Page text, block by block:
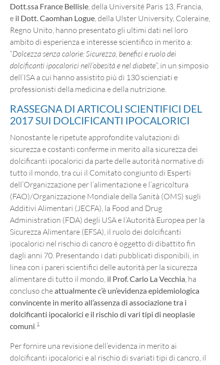
Dott.ssa France Bellisle , della Université Paris 13, Francia,
e il Dott. Caomhan Logue , della Ulster University, Coleraine,
Regno Unito, hanno presentato gli ultimi dati nel loro
ambito di esperienza e interesse scientifico in merito a:
“Dolcezza senza calorie: Sicurezza, benefici e ruolo dei
dolcificanti ipocalorici nell’obesità e nel diabete”, in un simposio
dell’ISA a cui hanno assistito più di 130 scienziati e
professionisti della medicina e della nutrizione.
RASSEGNA DI ARTICOLI SCIENTIFICI DEL
2017 SUI DOLCIFICANTI IPOCALORICI
Nonostante le ripetute approfondite valutazioni di
sicurezza e costanti conferme in merito alla sicurezza dei
dolcificanti ipocalorici da parte delle autorità normative di
tutto il mondo, tra cui il Comitato congiunto di Esperti
dell’Organizzazione per l’alimentazione e l’agricoltura
(FAO)/Organizzazione Mondiale della Sanità (OMS) sugli
Additivi Alimentari (JECFA), la Food and Drug
Administration (FDA) degli USA e l’Autorità Europea per la
Sicurezza Alimentare (EFSA), il ruolo dei dolcificanti
ipocalorici nel rischio di cancro è oggetto di dibattito fin
dagli anni 70. Presentando i dati pubblicati disponibili, in
linea con i pareri scientifici delle autorità per la sicurezza
alimentare di tutto il mondo, il Prof. Carlo La Vecchia , ha
concluso cheattualmente c’è un’evidenza epidemiologica
convincente in merito all’assenza di associazione tra i
dolcificanti ipocalorici e il rischio di vari tipi di neoplasie
comuni 1
Per fornire una revisione dell’evidenza in merito ai
dolcificanti ipocalorici e al rischio di svariati tipi di cancro, il